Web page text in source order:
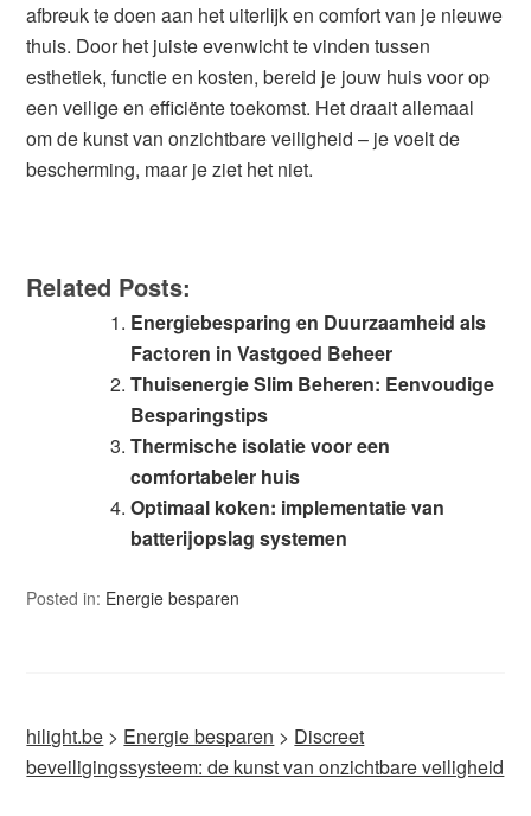
afbreuk te doen aan het uiterlijk en comfort van je nieuwe
thuis. Door het juiste evenwicht te vinden tussen
esthetiek, functie en kosten, bereid je jouw huis voor op
een veilige en efficiënte toekomst. Het draait allemaal
om de kunst van onzichtbare veiligheid – je voelt de
bescherming, maar je ziet het niet.
Related Posts:
Energiebesparing en Duurzaamheid als
Factoren in Vastgoed Beheer
Thuisenergie Slim Beheren: Eenvoudige
Besparingstips
Thermische isolatie voor een
comfortabeler huis
Optimaal koken: implementatie van
batterijopslag systemen
Posted in: Energie besparen
hilight.be > Energie besparen > Discreet
beveiligingssysteem: de kunst van onzichtbare veiligheid